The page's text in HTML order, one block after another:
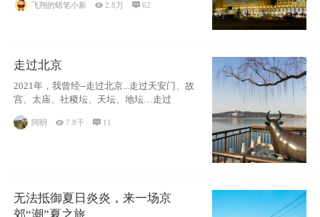
飞翔的蜡笔小新 2.8万 62
走过北京
2021年，我曾经--走过北京...走过天安门、故
宫、太庙、社稷坛、天坛、地坛…走过
阿眀 7.8千  11
无法抵御夏日炎炎，来一场京